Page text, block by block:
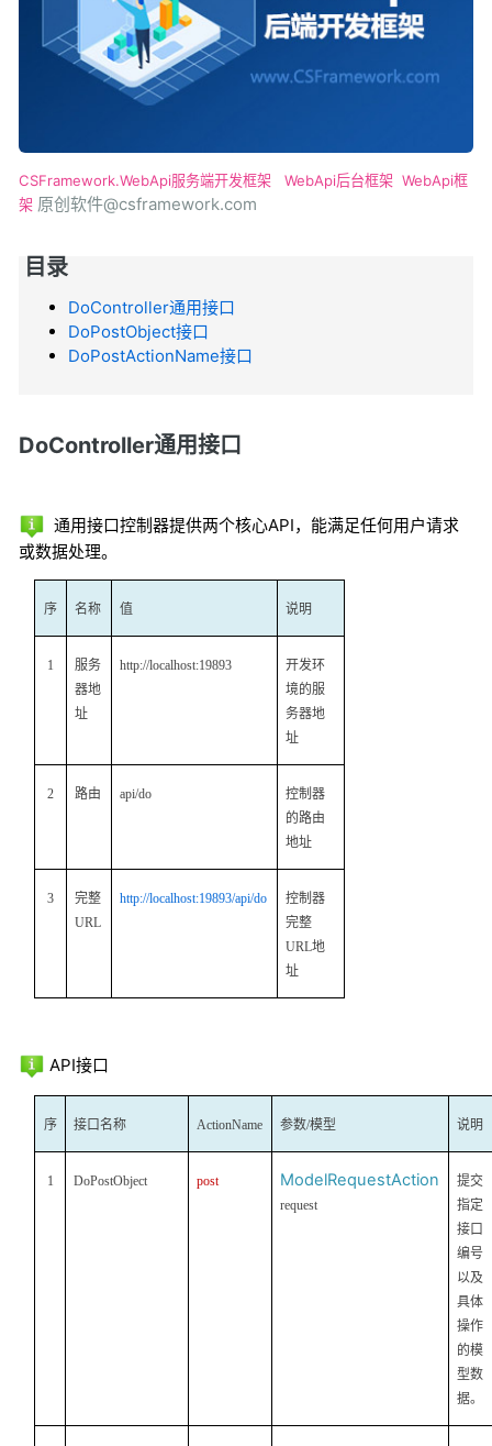
CSFramework.WebApi服务端开发框架 WebApi后台框架 WebApi框
架 原创软件@csframework.com
目录
DoController通用接口
DoPostObject接口
DoPostActionName接口
DoController通用接口
通用接口控制器提供两个核心API，能满足任何用户请求
或数据处理。
序 名称 值 说明
1
服务
器地
址
http://localhost:19893
开发环
境的服
务器地
址
2 路由 api/do
控制器
的路由
地址
3
完整
URL
http://localhost:19893/api/do
控制器
完整
URL地
址
API接口
序 接口名称 ActionName 参数/模型 说明
1 DoPostObject post ModelRequestAction
request
提交
指定
接口
编号
以及
具体
操作
的模
型数
据。